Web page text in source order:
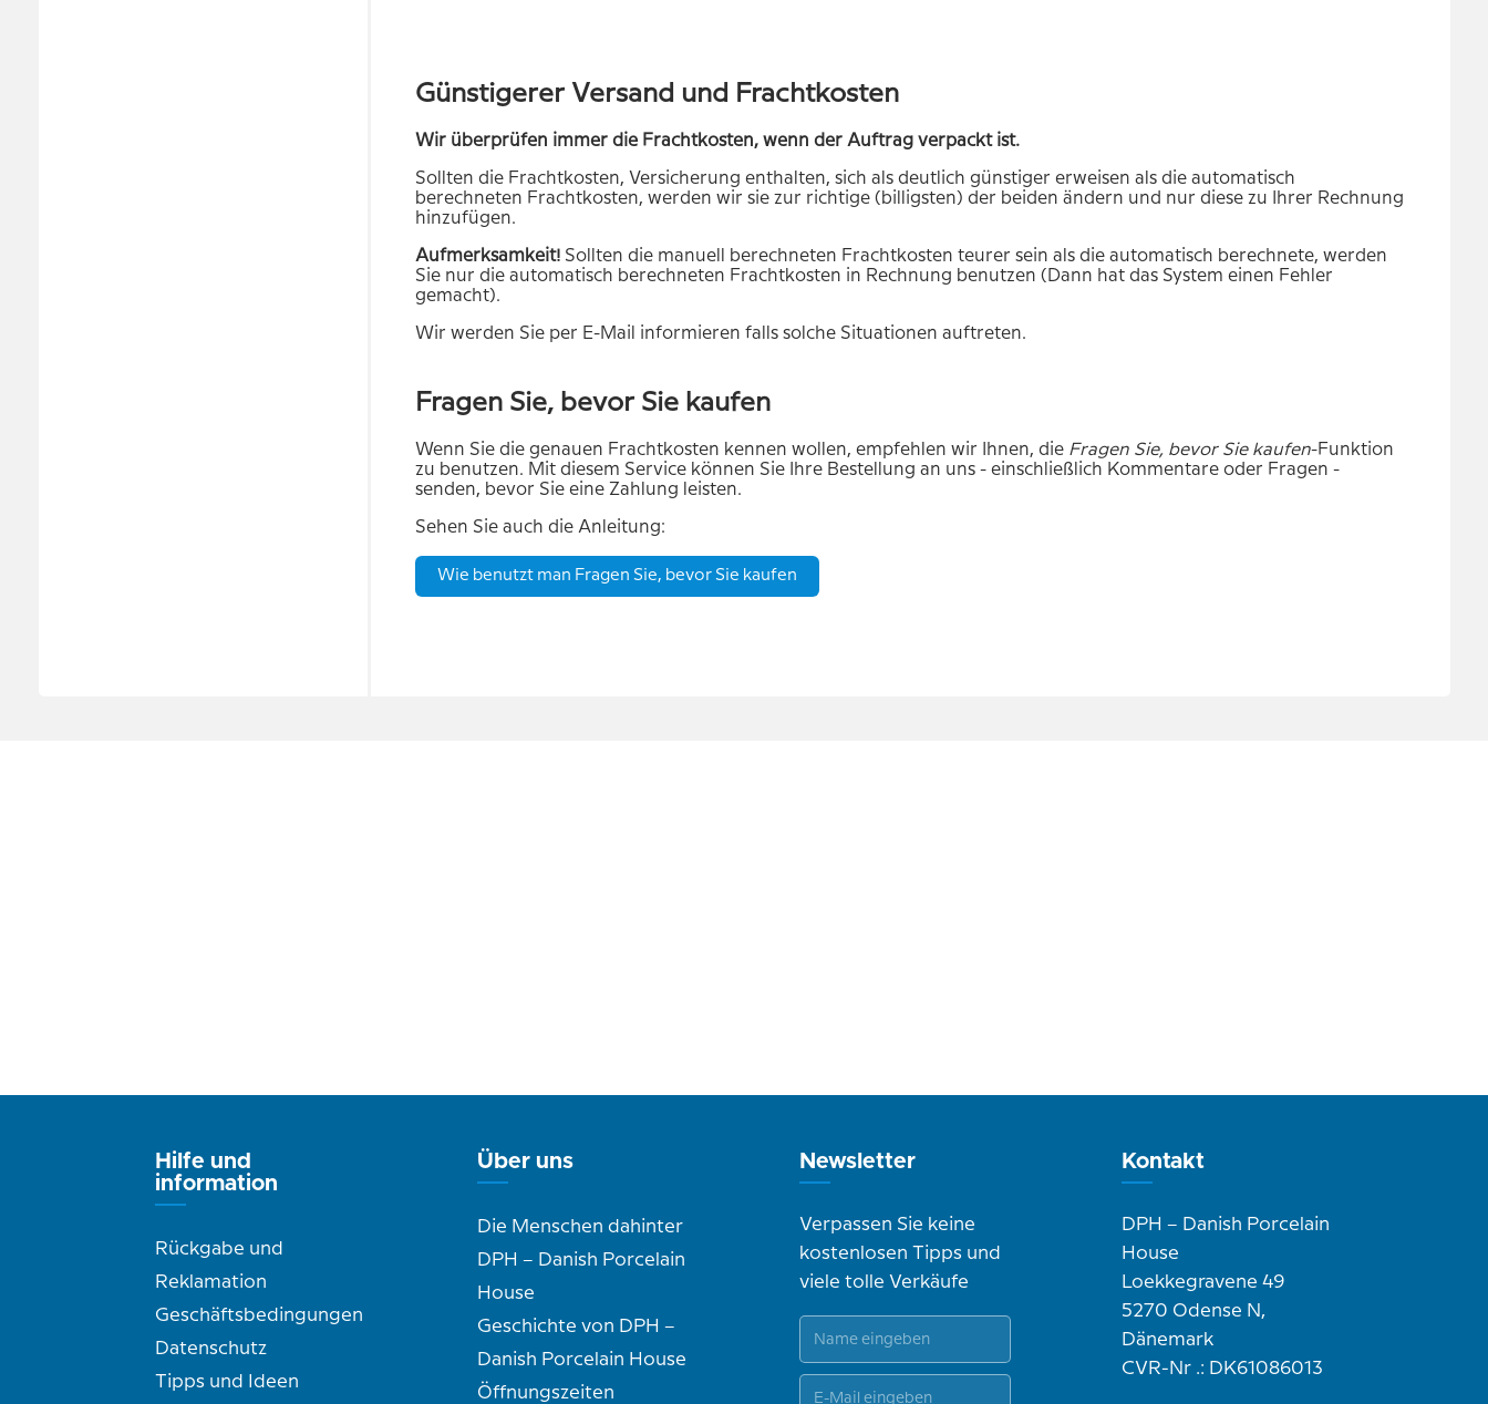
Günstigerer Versand und Frachtkosten
Wir überprüfen immer die Frachtkosten, wenn der Auftrag verpackt ist.
Sollten die Frachtkosten, Versicherung enthalten, sich als deutlich günstiger erweisen als die automatisch
berechneten Frachtkosten, werden wir sie zur richtige (billigsten) der beiden ändern und nur diese zu Ihrer Rechnung
hinzufügen.
Aufmerksamkeit! Sollten die manuell berechneten Frachtkosten teurer sein als die automatisch berechnete, werden
Sie nur die automatisch berechneten Frachtkosten in Rechnung benutzen (Dann hat das System einen Fehler
gemacht).
Wir werden Sie per E-Mail informieren falls solche Situationen auftreten.
Fragen Sie, bevor Sie kaufen
Wenn Sie die genauen Frachtkosten kennen wollen, empfehlen wir Ihnen, die FragenSie, bevor Sie kaufen-Funktion
zu benutzen. Mit diesem Service können Sie Ihre Bestellung an uns - einschließlich Kommentare oder Fragen -
senden, bevor Sie eine Zahlung leisten.
Sehen Sie auch die Anleitung:
Wie benutzt man Fragen Sie, bevor Sie kaufen
Hilfe und
information
Rückgabe und
Reklamation
Geschäftsbedingungen
Datenschutz
Tipps und Ideen
Über uns
Die Menschen dahinter
DPH – Danish Porcelain
House
Geschichte von DPH –
Danish Porcelain House
Öffnungszeiten
Newsletter
Verpassen Sie keine
kostenlosen Tipps und
viele tolle Verkäufe
Kontakt
DPH – Danish Porcelain
House
Loekkegravene 49
5270 Odense N,
Dänemark
CVR-Nr .: DK61086013